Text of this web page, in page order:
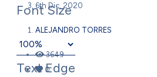
Font Size
Text Edge
6th Dic, 2020
ALEJANDRO TORRES
3649
0